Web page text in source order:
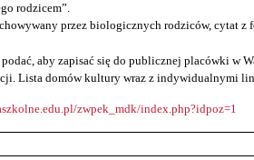
rodzicem”.
przez biologicznych rodziców, cytat z
podać, aby zapisać się do publicznej placówki w
Lista domów kultury wraz z indywidualnymi
zwpek_mdk/index.php?idpoz=1